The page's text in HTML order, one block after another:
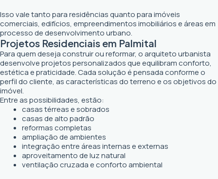
Isso vale tanto para residências quanto para imóveis
comerciais, edifícios, empreendimentos imobiliários e áreas em
processo de desenvolvimento urbano.
Projetos Residenciais em Palmital
Para quem deseja construir ou reformar, o arquiteto urbanista
desenvolve projetos personalizados que equilibram conforto,
estética e praticidade. Cada solução é pensada conforme o
perfil do cliente, as características do terreno e os objetivos do
imóvel.
Entre as possibilidades, estão:
casas térreas e sobrados
casas de alto padrão
reformas completas
ampliação de ambientes
integração entre áreas internas e externas
aproveitamento de luz natural
ventilação cruzada e conforto ambiental